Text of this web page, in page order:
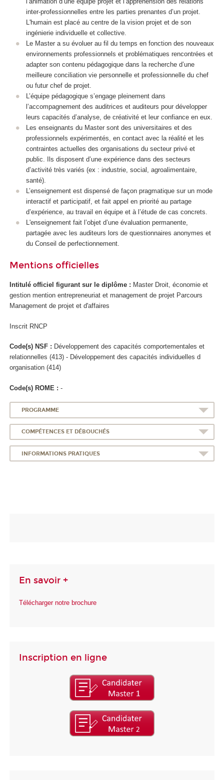
inter-professionnelles entre les parties prenantes d’un projet.
L'humain est placé au centre de la vision projet et de son
ingénierie individuelle et collective.
Le Master a su évoluer au fil du temps en fonction des nouveaux
environnements professionnels et problématiques rencontrées et
adapter son contenu pédagogique dans la recherche d’une
meilleure conciliation vie personnelle et professionnelle du chef
ou futur chef de projet.
L’équipe pédagogique s’engage pleinement dans
l’accompagnement des auditrices et auditeurs pour développer
leurs capacités d’analyse, de créativité et leur confiance en eux.
Les enseignants du Master sont des universitaires et des
professionnels expérimentés, en contact avec la réalité et les
contraintes actuelles des organisations du secteur privé et
public. Ils disposent d’une expérience dans des secteurs
d’activité très variés (ex : industrie, social, agroalimentaire,
santé).
L’enseignement est dispensé de façon pragmatique sur un mode
interactif et participatif, et fait appel en priorité au partage
d’expérience, au travail en équipe et à l’étude de cas concrets.
L'enseignement fait l’objet d’une évaluation permanente,
partagée avec les auditeurs lors de questionnaires anonymes et
du Conseil de perfectionnement.
Mentions officielles
Intitulé officiel figurant sur le diplôme : Master Droit, économie et
gestion mention entrepreneuriat et management de projet Parcours
Management de projet et d'affaires
Inscrit RNCP
Code(s) NSF : Développement des capacités comportementales et
relationnelles (413) - Développement des capacités individuelles d
organisation (414)
Code(s) ROME : -
PROGRAMME
COMPÉTENCES ET DÉBOUCHÉS
INFORMATIONS PRATIQUES
En savoir +
Télécharger notre brochure
Inscription en ligne